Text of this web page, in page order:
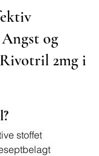
og
2mg i
stoffet